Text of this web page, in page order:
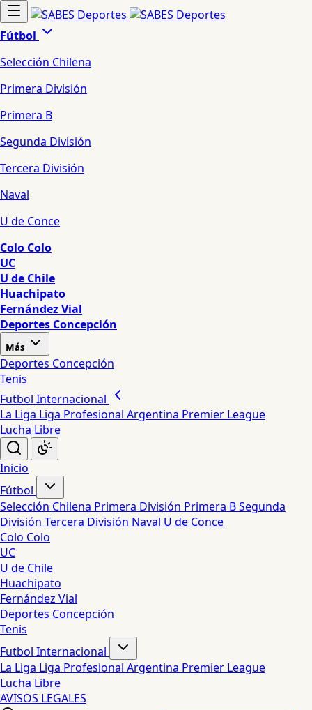
Fútbol
Selección Chilena
Primera División
Primera B
Segunda División
Tercera División
Naval
U de Conce
Colo Colo
UC
U de Chile
Huachipato
Fernández Vial
Deportes Concepción
Más
Deportes Concepción
Tenis
Futbol Internacional
La Liga Liga Profesional Argentina Premier League
Lucha Libre
Inicio
Fútbol
Selección Chilena Primera División Primera BSegunda
División Tercera División Naval U de Conce
Colo Colo
UC
U de Chile
Huachipato
Fernández Vial
Deportes Concepción
Tenis
Futbol Internacional
La Liga Liga Profesional Argentina Premier League
Lucha Libre
AVISOS LEGALES